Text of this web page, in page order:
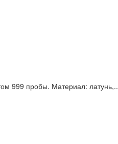
999 пробы. Материал: латунь,..